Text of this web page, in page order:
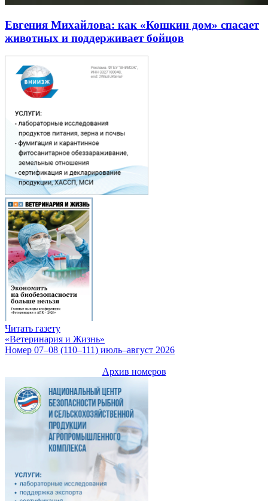
Евгения Михайлова: как «Кошкин дом» спасает
животных и поддерживает бойцов
Читать газету
«Ветеринария и Жизнь»
Номер 07–08 (110–111) июль–август 2026
Архив номеров